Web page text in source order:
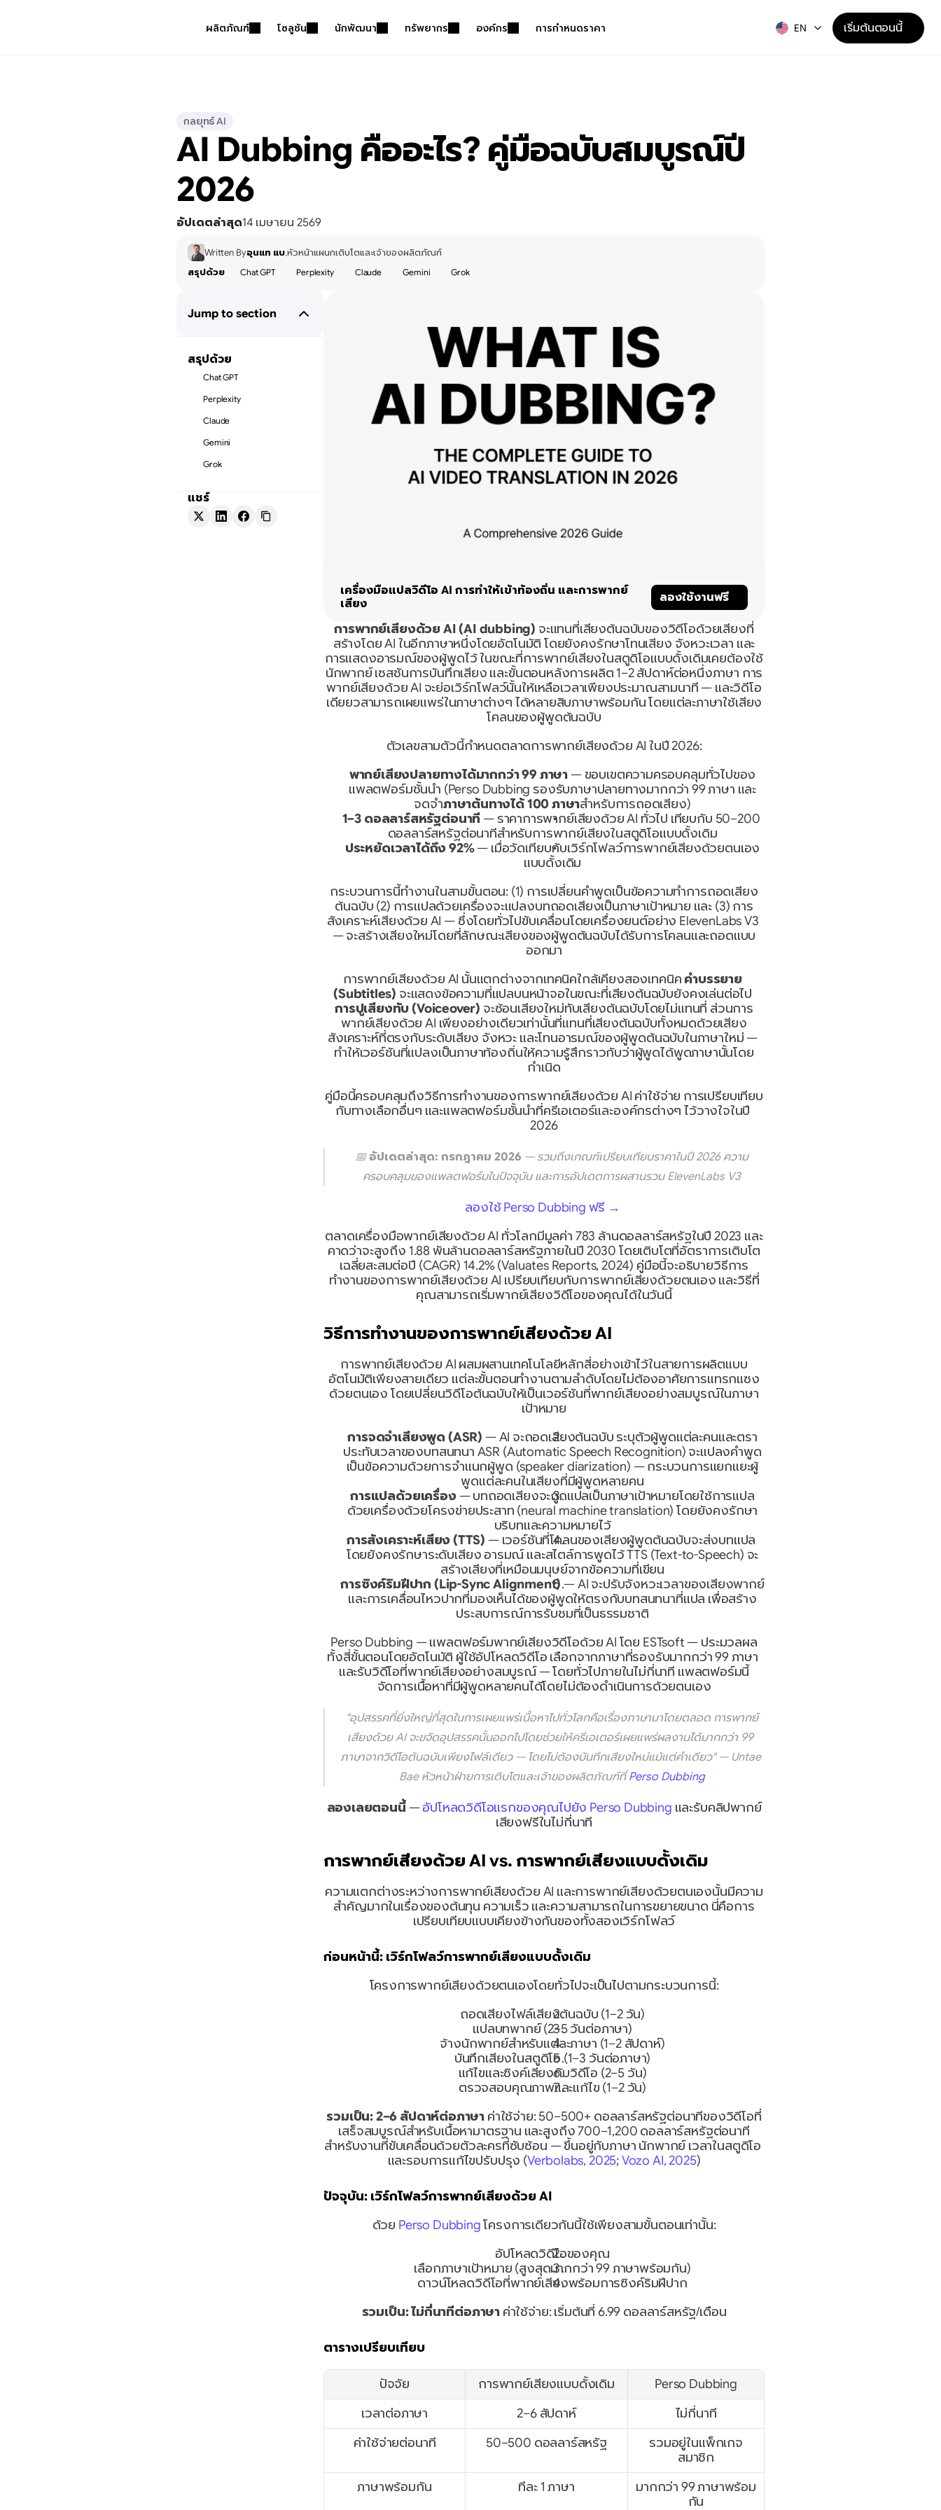
ผลิตภัณฑ์ โซลูชัน นักพัฒนา ทรัพยากร องค์กร การกำหนดราคา EN เริ่มต้นตอนนี้
กลยุทธ์ AI
AI Dubbing คืออะไร? คู่มือฉบับสมบูรณ์ปี
2026
อัปเดตล่าสุด14 เมษายน 2569
Written Byอุนแท แบ,หัวหน้าแผนกเติบโตและเจ้าของผลิตภัณฑ์
สรุปด้วย
Chat GPT Perplexity Claude Gemini Grok
Jump to section
สรุปด้วย
Chat GPT
Perplexity
Claude
Gemini
Grok
แชร์
เครื่องมือแปลวิดีโอ AI การทำให้เข้าท้องถิ่น และการพากย์
เสียง
ลองใช้งานฟรี
การพากย์เสียงด้วย AI (AI dubbing) จะแทนที่เสียงต้นฉบับของวิดีโอด้วยเสียงที่
สร้างโดย AI ในอีกภาษาหนึ่งโดยอัตโนมัติ โดยยังคงรักษาโทนเสียง จังหวะเวลา และ
การแสดงอารมณ์ของผู้พูดไว้ ในขณะที่การพากย์เสียงในสตูดิโอแบบดั้งเดิมเคยต้องใช้
นักพากย์ เซสชันการบันทึกเสียง และขั้นตอนหลังการผลิต 1–2 สัปดาห์ต่อหนึ่งภาษา การ
พากย์เสียงด้วย AI จะย่อเวิร์กโฟลว์นั้นให้เหลือเวลาเพียงประมาณสามนาที — และวิดีโอ
เดียยวสามารถเผยแพร่ในภาษาต่างๆ ได้หลายสิบภาษาพร้อมกัน โดยแต่ละภาษาใช้เสียง
โคลนของผู้พูดต้นฉบับ
ตัวเลขสามตัวนี้กำหนดตลาดการพากย์เสียงด้วย AI ในปี 2026:
พากย์เสียงปลายทางได้มากกว่า 99 ภาษา — ขอบเขตความครอบคลุมทั่วไปของ
แพลตฟอร์มชั้นนำ (Perso Dubbing รองรับภาษาปลายทางมากกว่า 99 ภาษา และ
จดจำภาษาต้นทางได้ 100 ภาษาสำหรับการถอดเสียง)
1–3 ดอลลาร์สหรัฐต่อนาที — ราคาการพากย์เสียงด้วย AI ทั่วไป เทียบกับ 50–200
ดอลลาร์สหรัฐต่อนาทีสำหรับการพากย์เสียงในสตูดิโอแบบดั้งเดิม
ประหยัดเวลาได้ถึง 92% — เมื่อวัดเทียบกับเวิร์กโฟลว์การพากย์เสียงด้วยตนเอง
แบบดั้งเดิม
กระบวนการนี้ทำงานในสามขั้นตอน: (1) การเปลี่ยนคำพูดเป็นข้อความทำการถอดเสียง
ต้นฉบับ (2) การแปลด้วยเครื่องจะแปลงบทถอดเสียงเป็นภาษาเป้าหมาย และ (3) การ
สังเคราะห์เสียงด้วย AI — ซึ่งโดยทั่วไปขับเคลื่อนโดยเครื่องยนต์อย่าง ElevenLabs V3
— จะสร้างเสียงใหม่โดยที่ลักษณะเสียงของผู้พูดต้นฉบับได้รับการโคลนและถอดแบบ
ออกมา
การพากย์เสียงด้วย AI นั้นแตกต่างจากเทคนิคใกล้เคียงสองเทคนิค คำบรรยาย
(Subtitles)
การปูเสียงทับ (Voiceover) จะซ้อนเสียงใหม่ทับเสียงต้นฉบับโดยไม่แทนที่ ส่วนการ
พากย์เสียงด้วย AI เพียงอย่างเดียวเท่านั้นที่แทนที่เสียงต้นฉบับทั้งหมดด้วยเสียง
สังเคราะห์ที่ตรงกับระดับเสียง จังหวะ และโทนอารมณ์ของผู้พูดต้นฉบับในภาษาใหม่ —
ทำให้เวอร์ชันที่แปลงเป็นภาษาท้องถิ่นให้ความรู้สึกราวกับว่าผู้พูดได้พูดภาษานั้นโดย
กำเนิด
คู่มือนี้ครอบคลุมถึงวิธีการทำงานของการพากย์เสียงด้วย AI ค่าใช้จ่าย การเปรียบเทียบ
กับทางเลือกอื่นๆ และแพลตฟอร์มชั้นนำที่ครีเอเตอร์และองค์กรต่างๆ ไว้วางใจในปี
2026
📅 อัปเดตล่าสุด: กรกฎาคม 2026 — รวมถึงเกณฑ์เปรียบเทียบราคาในปี 2026 ความ
ครอบคลุมของแพลตฟอร์มในปัจจุบัน และการอัปเดตการผสานรวม ElevenLabs V3
ลองใช้ Perso Dubbing ฟรี →
ตลาดเครื่องมือพากย์เสียงด้วย AI ทั่วโลกมีมูลค่า 783 ล้านดอลลาร์สหรัฐในปี 2023 และ
คาดว่าจะสูงถึง 1.88 พันล้านดอลลาร์สหรัฐภายในปี 2030 โดยเติบโตที่อัตราการเติบโต
เฉลี่ยสะสมต่อปี (CAGR) 14.2% (Valuates Reports, 2024) คู่มือนี้จะอธิบายวิธีการ
ทำงานของการพากย์เสียงด้วย AI เปรียบเทียบกับการพากย์เสียงด้วยตนเอง และวิธีที่
คุณสามารถเริ่มพากย์เสียงวิดีโอของคุณได้ในวันนี้
วิธีการทำงานของการพากย์เสียงด้วย AI
การพากย์เสียงด้วย AI ผสมผสานเทคโนโลยีหลักสี่อย่างเข้าไว้ในสายการผลิตแบบ
อัตโนมัติเพียงสายเดียว แต่ละขั้นตอนทำงานตามลำดับโดยไม่ต้องอาศัยการแทรกแซง
ด้วยตนเอง โดยเปลี่ยนวิดีโอต้นฉบับให้เป็นเวอร์ชันที่พากย์เสียงอย่างสมบูรณ์ในภาษา
เป้าหมาย
การจดจำเสียงพูด (ASR) — AI จะถอดเสียงต้นฉบับ ระบุตัวผู้พูดแต่ละคนและตรา
ประทับเวลาของบทสนทนา ASR (Automatic Speech Recognition) จะแปลงคำพูด
เป็นข้อความด้วยการจำแนกผู้พูด (speaker diarization) — กระบวนการแยกแยะผู้
พูดแต่ละคนในเสียงที่มีผู้พูดหลายคน
การแปลด้วยเครื่อง — บทถอดเสียงจะถูกแปลเป็นภาษาเป้าหมายโดยใช้การแปล
ด้วยเครื่องด้วยโครงข่ายประสาท (neural machine translation) โดยยังคงรักษา
บริบทและความหมายไว้
การสังเคราะห์เสียง (TTS) — เวอร์ชันที่โคลนของเสียงผู้พูดต้นฉบับจะส่งบทแปล
โดยยังคงรักษาระดับเสียง อารมณ์ และสไตล์การพูดไว้ TTS (Text-to-Speech) จะ
สร้างเสียงที่เหมือนมนุษย์จากข้อความที่เขียน
การซิงค์ริมฝีปาก (Lip-Sync Alignment) — AI จะปรับจังหวะเวลาของเสียงพากย์
และการเคลื่อนไหวปากที่มองเห็นได้ของผู้พูดให้ตรงกับบทสนทนาที่แปล เพื่อสร้าง
ประสบการณ์การรับชมที่เป็นธรรมชาติ
Perso Dubbing — แพลตฟอร์มพากย์เสียงวิดีโอด้วย AI โดย ESTsoft — ประมวลผล
ทั้งสี่ขั้นตอนโดยอัตโนมัติ ผู้ใช้อัปโหลดวิดีโอ เลือกจากภาษาที่รองรับมากกว่า 99 ภาษา
และรับวิดีโอที่พากย์เสียงอย่างสมบูรณ์ — โดยทั่วไปภายในไม่กี่นาที แพลตฟอร์มนี้
จัดการเนื้อหาที่มีผู้พูดหลายคนได้โดยไม่ต้องดำเนินการด้วยตนเอง
"อุปสรรคที่ยิ่งใหญ่ที่สุดในการเผยแพร่เนื้อหาไปทั่วโลกคือเรื่องภาษามาโดยตลอด การพากย์
เสียงด้วย AI จะขจัดอุปสรรคนั้นออกไปโดยช่วยให้ครีเอเตอร์เผยแพร่ผลงานได้มากกว่า 99
ภาษาจากวิดีโอต้นฉบับเพียงไฟล์เดียว — โดยไม่ต้องบันทึกเสียงใหม่แม้แต่คำเดียว" — Untae
Bae หัวหน้าฝ่ายการเติบโตและเจ้าของผลิตภัณฑ์ที่ Perso Dubbing
ลองเลยตอนนี้ — อัปโหลดวิดีโอแรกของคุณไปยัง Perso Dubbing และรับคลิปพากย์
เสียงฟรีในไม่กี่นาที
การพากย์เสียงด้วย AI vs. การพากย์เสียงแบบดั้งเดิม
ความแตกต่างระหว่างการพากย์เสียงด้วย AI และการพากย์เสียงด้วยตนเองนั้นมีความ
สำคัญมากในเรื่องของต้นทุน ความเร็ว และความสามารถในการขยายขนาด นี่คือการ
เปรียบเทียบแบบเคียงข้างกันของทั้งสองเวิร์กโฟลว์
ก่อนหน้านี้: เวิร์กโฟลว์การพากย์เสียงแบบดั้งเดิม
โครงการพากย์เสียงด้วยตนเองโดยทั่วไปจะเป็นไปตามกระบวนการนี้:
ถอดเสียงไฟล์เสียงต้นฉบับ (1–2 วัน)
แปลบทพากย์ (2–5 วันต่อภาษา)
จ้างนักพากย์สำหรับแต่ละภาษา (1–2 สัปดาห์)
บันทึกเสียงในสตูดิโอ (1–3 วันต่อภาษา)
แก้ไขและซิงค์เสียงกับวิดีโอ (2–5 วัน)
ตรวจสอบคุณภาพและแก้ไข (1–2 วัน)
รวมเป็น: 2–6 สัปดาห์ต่อภาษา ค่าใช้จ่าย: 50–500+ ดอลลาร์สหรัฐต่อนาทีของวิดีโอที่
เสร็จสมบูรณ์สำหรับเนื้อหามาตรฐาน และสูงถึง 700–1,200 ดอลลาร์สหรัฐต่อนาที
สำหรับงานที่ขับเคลื่อนด้วยตัวละครที่ซับซ้อน — ขึ้นอยู่กับภาษา นักพากย์ เวลาในสตูดิโอ
และรอบการแก้ไขปรับปรุง (Verbolabs, 2025; Vozo AI, 2025)
ปัจจุบัน: เวิร์กโฟลว์การพากย์เสียงด้วย AI
ด้วย Perso Dubbing โครงการเดียวกันนี้ใช้เพียงสามขั้นตอนเท่านั้น:
อัปโหลดวิดีโอของคุณ
เลือกภาษาเป้าหมาย (สูงสุดมากกว่า 99 ภาษาพร้อมกัน)
ดาวน์โหลดวิดีโอที่พากย์เสียงพร้อมการซิงค์ริมฝีปาก
รวมเป็น: ไม่กี่นาทีต่อภาษา ค่าใช้จ่าย: เริ่มต้นที่ 6.99 ดอลลาร์สหรัฐ/เดือน
ตารางเปรียบเทียบ
ปัจจัย การพากย์เสียงแบบดั้งเดิม
Perso Dubbing
เวลาต่อภาษา
2–6 สัปดาห์
ไม่กี่นาที
ค่าใช้จ่ายต่อนาที
50–500 ดอลลาร์สหรัฐ
รวมอยู่ในแพ็กเกจ
สมาชิก
ภาษาพร้อมกัน
ทีละ 1 ภาษา
มากกว่า 99 ภาษาพร้อม
กัน